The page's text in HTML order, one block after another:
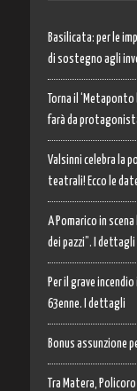
Basilicata: per le
di sostegno agli
Torna il
farà da
Valsinni celebra la
teatrali! Ecco le
A Pomarico in
dei pazzi”. I dettagli
Per il grave
63enne. I dettagli
Bonus assunzione
Tra Matera,